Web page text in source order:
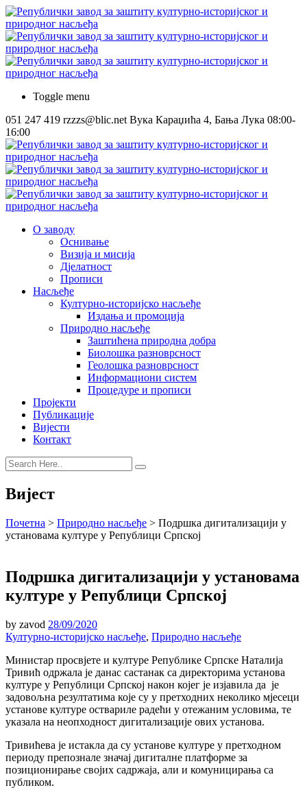
Toggle menu
051 247 419 rzzzs@blic.net Вука Караџића 4, Бања Лука 08:00-
16:00
О заводу
Оснивање
Визија и мисија
Дјелатност
Прописи
Насљеђе
Културно-историјско насљеђе
Издања и промоција
Природно насљеђе
Заштићена природна добра
Биолошка разноврсност
Геолошка разноврсност
Информациони систем
Процедуре и прописи
Пројекти
Публикације
Вијести
Контакт
Вијест
Почетна > Природно насљеђе > Подршка дигитализацији у
установама културе у Републици Српској
Подршка дигитализацији у установама
културе у Републици Српској
by zavod 28/09/2020
Културно-историјско насљеђе, Природно насљеђе
Министар просвјете и културе Републике Српске Наталија
Тривић одржала је данас састанак са директорима установа
културе у Републици Српској након којег је изјавила да je
задовољна резултатима које су у претходних неколико мјесеци
установе културе оствариле радећи у отежаним условима, те
указала на неопходност дигитализације ових установа.
Тривићева је истакла да су установе културе у претходном
периоду препознале значај дигиталне платформе за
позиционирање својих садржаја, али и комуницирања са
публиком.